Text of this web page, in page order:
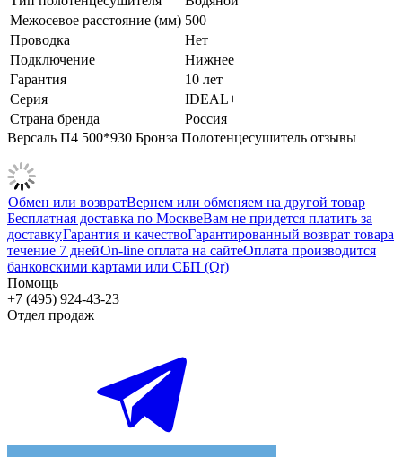
Межосевое расстояние (мм) 500
Проводка
Нет
Подключение
Нижнее
Гарантия
10 лет
Серия
IDEAL+
Страна бренда
Россия
Версаль П4 500*930 Бронза Полотенцесушитель отзывы
Обмен или возвратВернем или обменяем на другой товар
Бесплатная доставка по МосквеВам не придется платить за
доставкуГарантия и качествоГарантированный возврат товара
течение 7 днейOn-line оплата на сайтеОплата производится
банковскими картами или СБП (Qr)
Помощь
+7 (495) 924-43-23
Отдел продаж